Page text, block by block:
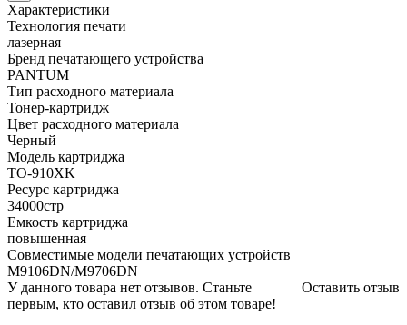
Характеристики
Технология печати
лазерная
Бренд печатающего устройства
PANTUM
Тип расходного материала
Тонер-картридж
Цвет расходного материала
Черный
Модель картриджа
TO-910XK
Ресурс картриджа
34000стр
Емкость картриджа
повышенная
Совместимые модели печатающих устройств
M9106DN/M9706DN
Оставить отзыв
У данного товара нет отзывов. Станьте
первым, кто оставил отзыв об этом товаре!